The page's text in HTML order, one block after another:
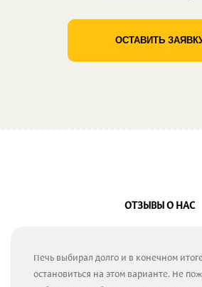
ОСТАВИТЬ
ОТЗЫВЫ О НАС
Печь выбирал долго и в конечном
остановиться на этом варианте. Не